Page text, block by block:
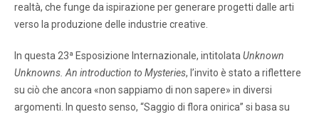
realtà, che funge da ispirazione per generare progetti dalle arti
verso la produzione delle industrie creative.
In questa 23ª Esposizione Internazionale, intitolata Unknown
Unknowns. An introduction to Mysteries, l’invito è stato a riflettere
su ciò che ancora «non sappiamo di non sapere» in diversi
argomenti. In questo senso, “Saggio di flora onirica” si basa su